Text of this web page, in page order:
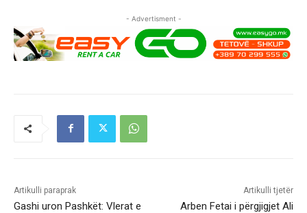
- Advertisment -
Artikulli paraprak
Gashi uron Pashkët: Vlerat e
Artikulli tjetër
Arben Fetai i përgjigjet Ali